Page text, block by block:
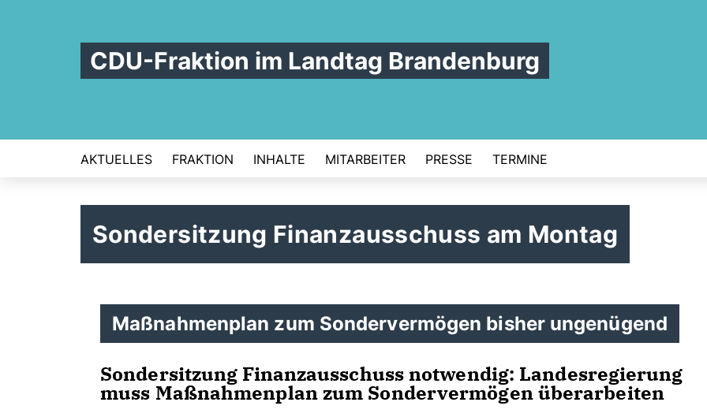
CDU-Fraktion im Landtag Brandenburg
AKTUELLES FRAKTION INHALTE MITARBEITER PRESSE TERMINE
Sondersitzung Finanzausschuss am Montag
Maßnahmenplan zum Sondervermögen bisher ungenügend
Sondersitzung Finanzausschuss notwendig: Landesregierung
muss Maßnahmenplan zum Sondervermögen überarbeiten